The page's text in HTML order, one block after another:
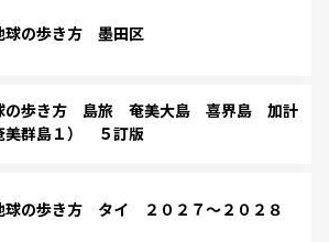
の歩き方 墨田区
の歩き方 島旅 奄美大島 喜界島 加計
美群島１） ５訂版
の歩き方 タイ ２０２７～２０２８